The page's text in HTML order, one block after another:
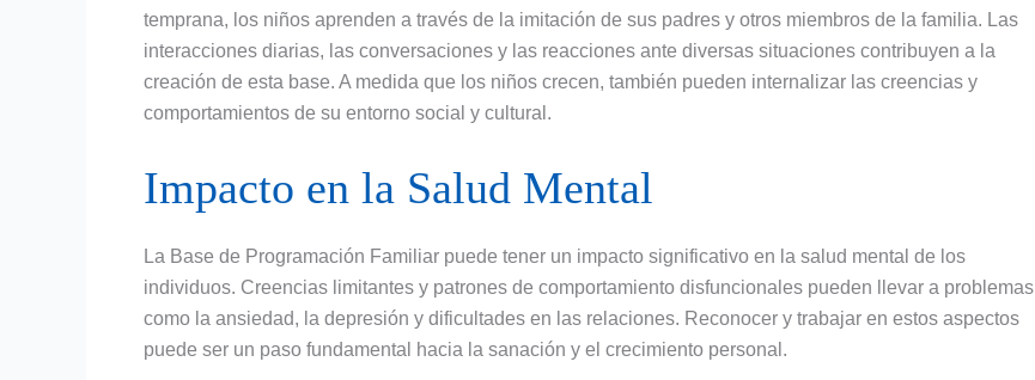
temprana, los niños aprenden a través de la imitación de sus padres y otros miembros de la familia. Las
interacciones diarias, las conversaciones y las reacciones ante diversas situaciones contribuyen a la
creación de esta base. A medida que los niños crecen, también pueden internalizar las creencias y
comportamientos de su entorno social y cultural.
Impacto en la Salud Mental
La Base de Programación Familiar puede tener un impacto significativo en la salud mental de los
individuos. Creencias limitantes y patrones de comportamiento disfuncionales pueden llevar a problemas
como la ansiedad, la depresión y dificultades en las relaciones. Reconocer y trabajar en estos aspectos
puede ser un paso fundamental hacia la sanación y el crecimiento personal.